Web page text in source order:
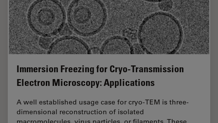
Immersion Freezing for Cryo-Transmission
Electron Microscopy: Applications
A well established usage case for cryo-TEM is three-
dimensional reconstruction of isolated